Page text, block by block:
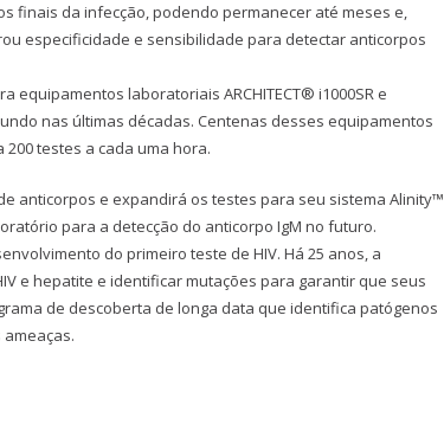
finais da infecção, podendo permanecer até meses e,
especificidade e sensibilidade para detectar anticorpos
laboratoriais ARCHITECT® i1000SR e
nas últimas décadas. Centenas desses equipamentos
testes a cada uma hora.
anticorpos e expandirá os testes para seu sistema Alinity™
para a detecção do anticorpo IgM no futuro.
do primeiro teste de HIV. Há 25 anos, a
e hepatite e identificar mutações para garantir que seus
de descoberta de longa data que identifica patógenos